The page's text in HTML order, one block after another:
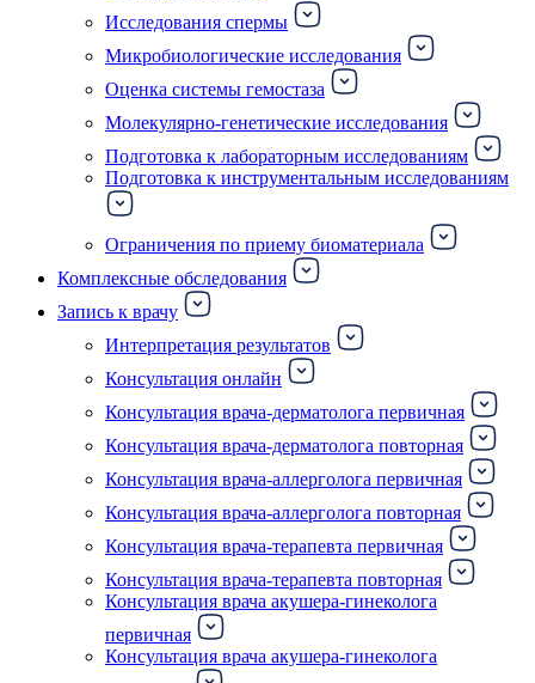
Исследования спермы
Микробиологические исследования
Оценка системы гемостаза
Молекулярно-генетические исследования
Подготовка к лабораторным исследованиям
Подготовка к инструментальным исследованиям
Ограничения по приему биоматериала
Комплексные обследования
Запись к врачу
Интерпретация результатов
Консультация онлайн
Консультация врача-дерматолога первичная
Консультация врача-дерматолога повторная
Консультация врача-аллерголога первичная
Консультация врача-аллерголога повторная
Консультация врача-терапевта первичная
Консультация врача-терапевта повторная
Консультация врача акушера-гинеколога
первичная
Консультация врача акушера-гинеколога